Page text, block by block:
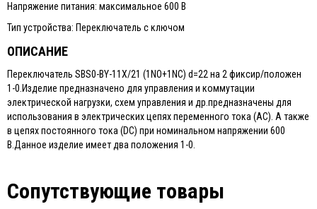
Напряжение питания: максимальное 600 В
Тип устройства: Переключатель с ключом
ОПИСАНИЕ
Переключатель SBS0-BY-11X/21 (1NO+1NC) d=22 на 2 фиксир/положен
1-0.Изделие предназначено для управления и коммутации
электрической нагрузки, схем управления и др.предназначены для
использования в электрических цепях переменного тока (АС). А также
в цепях постоянного тока (DC) при номинальном напряжении 600
В.Данное изделие имеет два положения 1-0.
Сопутствующие товары